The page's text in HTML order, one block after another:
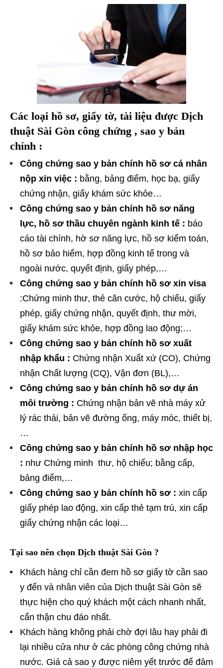
Các loại hồ sơ, giấy tờ, tài liệu được Dịch
thuật Sài Gòn công chứng , sao y bản
chính :
Công chứng sao y bản chính hồ sơ cá nhân
nộp xin việc : bằng, bảng điểm, học bạ, giấy
chứng nhận, giấy khám sức khỏe…
Công chứng sao y bản chính hồ sơ năng
lực, hồ sơ thầu chuyên ngành kinh tế : báo
cáo tài chính, hờ sơ năng lực, hồ sơ kiểm toán,
hồ sơ bảo hiểm, hợp đồng kinh tế trong và
ngoài nước, quyết định, giấy phép,…
Công chứng sao y bản chính hồ sơ xin visa
:Chứng minh thư, thẻ căn cước, hộ chiếu, giấy
phép, giấy chứng nhận, quyết định, thư mời,
giấy khám sức khỏe, hợp đồng lao động;…
Công chứng sao y bản chính hồ sơ xuất
nhập khẩu : Chứng nhận Xuất xứ (CO), Chứng
nhận Chất lượng (CQ), Vận đơn (BL),…
Công chứng sao y bản chính hồ sơ dự án
môi trường : Chứng nhận bản vẽ nhà máy xử
lý rác thải, bản vẽ đường ống, máy móc, thiết bị,
…
Công chứng sao y bản chính hồ sơ nhập học
: như Chứng minh thư, hộ chiếu; bằng cấp,
bảng điểm,…
Công chứng sao y bản chính hồ sơ : xin cấp
giấy phép lao động, xin cấp thẻ tạm trú, xin cấp
giấy chứng nhận các loại…
Tại sao nên chọn Dịch thuật Sài Gòn ?
Khách hàng chỉ cần đem hồ sơ giấy tờ cần sao
y đến và nhân viên của Dịch thuật Sài Gòn sẽ
thực hiện cho quý khách một cách nhanh nhất,
cẩn thận chu đáo nhất.
Khách hàng không phải chờ đợi lâu hay phải đi
lại nhiều cửa như ở các phòng công chứng nhà
nước. Giá cả sao y được niêm yết trước để đảm